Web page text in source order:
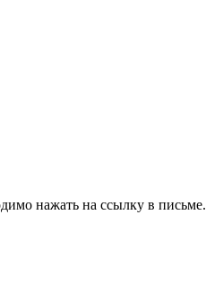
нажать на ссылку в письме.